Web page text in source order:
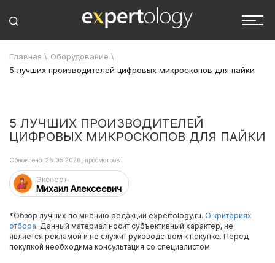
Главная \ Оборудование \
5 лучших производителей цифровых микроскопов для пайки
5 ЛУЧШИХ ПРОИЗВОДИТЕЛЕЙ
ЦИФРОВЫХ МИКРОСКОПОВ ДЛЯ ПАЙКИ
Эксперт
Михаил Алексеевич
Обновлено: 26.05.2026, просмотров:
*Обзор лучших по мнению редакции expertology.ru. О критериях
отбора. Данный материал носит субъективный характер, не
является рекламой и не служит руководством к покупке. Перед
покупкой необходима консультация со специалистом.